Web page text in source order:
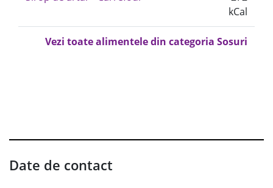
kCal
Vezi toate alimentele din categoria Sosuri
Date de contact